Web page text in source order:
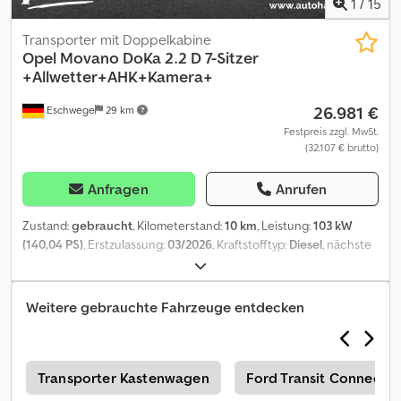
1 / 15
Eschwege 29 km
Transporter mit Doppelkabine
Opel Movano DoKa 2.2 D 7-Sitzer
+Allwetter+AHK+Kamera+
26.981 €
Festpreis zzgl. MwSt.
(32.107 € brutto)
Anfragen Anrufen
Zustand:gebraucht, Kilometerstand:10 km, Leistung:103 kW
(140,04 PS), Erstzulassung:03/2026, Kraftstofftyp: Diesel, nächste
, Kraftstoff:
Fahrerkabine:Sonstige, Getriebetyp:mechanisch,
Emissionsklasse:
Euro6, Federung: , Anzahl der Sitzplätze:
Ausstattung:
ABS, Airbag, Bordcomputer, Elektronisches
Stabilitätsprogramm (ESP), Klimaanlage, Nebelscheinwerfer,
Parksensoren, Servolenkung, Tempomat, Traktionskontrolle,
Wegfahrsperre, Zentralverriegelung
, Exterieur * Außenspiegel
elektrisch * Allwetterreifen Interieur * Klimaanlage * Armlehne
Weitere gebrauchte Fahrzeuge entdecken
Transporter Kastenwagen Ford Transit Connect